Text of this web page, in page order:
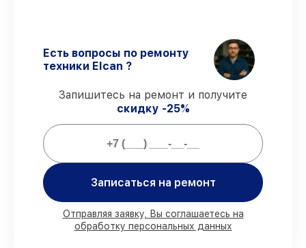
задержек.
Поддержка после ремонта – все все
виды ремонта защищены сервисной
гарантией.
Мы гарантируем:
присутствии
90%
запчастей Elcan готовы к установке
в Краснодаре, остальные поступают
оперативно
Есть вопросы по ремонту
техники Elcan ?
Запишитесь на ремонт и получите
скидку -25%
Записаться на ремонт
Отправляя заявку, Вы соглашаетесь на
обработку персональных данных